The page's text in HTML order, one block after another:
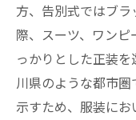
方、告別式ではブ
際、スーツ、ワン
っかりとした正装
川県のような都市
示すため、服装に